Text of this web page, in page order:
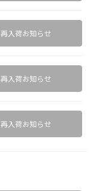
再入荷お知らせ
再入荷お知らせ
再入荷お知らせ